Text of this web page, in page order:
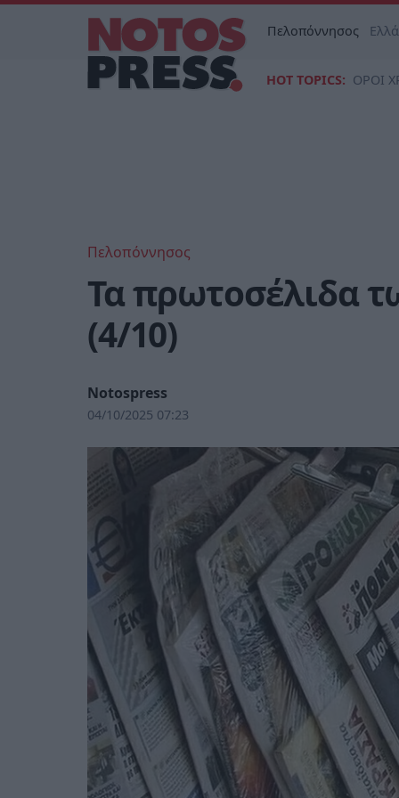
Πελοπόννησος
HOT TOPICS: ΟΡΟΙ
Πελοπόννησος
Τα πρωτοσέλιδα
(4/10)
Notospress
04/10/2025 07:23